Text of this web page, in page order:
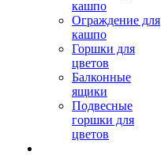
кашпо
Ограждение для
кашпо
Горшки для
цветов
Балконные
ящики
Подвесные
горшки для
цветов